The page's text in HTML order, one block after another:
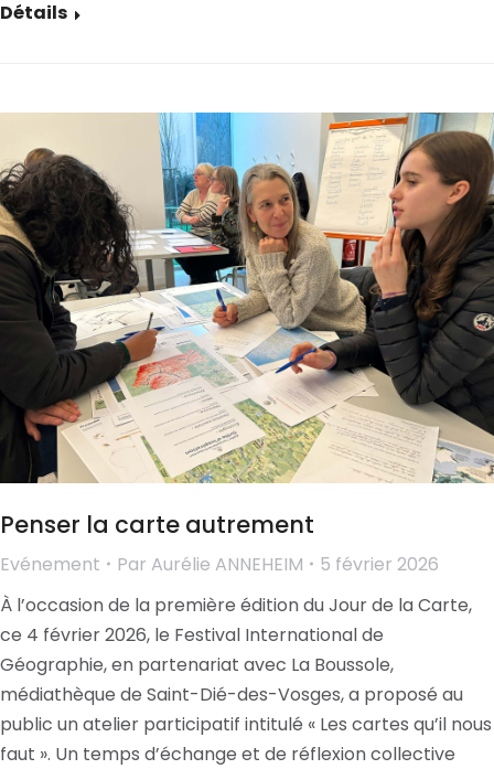
Détails
Penser la carte autrement
Evénement Par Aurélie ANNEHEIM
5 février 2026
À l’occasion de la première édition du Jour de la Carte,
ce 4 février 2026, le Festival International de
Géographie, en partenariat avec La Boussole,
médiathèque de Saint-Dié-des-Vosges, a proposé au
public un atelier participatif intitulé « Les cartes qu’il nous
faut ». Un temps d’échange et de réflexion collective